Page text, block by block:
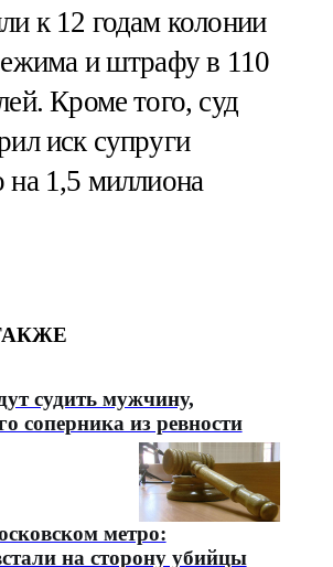
к 12 годам колонии
и штрафу в 110
Кроме того, суд
иск супруги
на 1,5 миллиона
судить мужчину,
соперника из ревности
метро:
на сторону убийцы